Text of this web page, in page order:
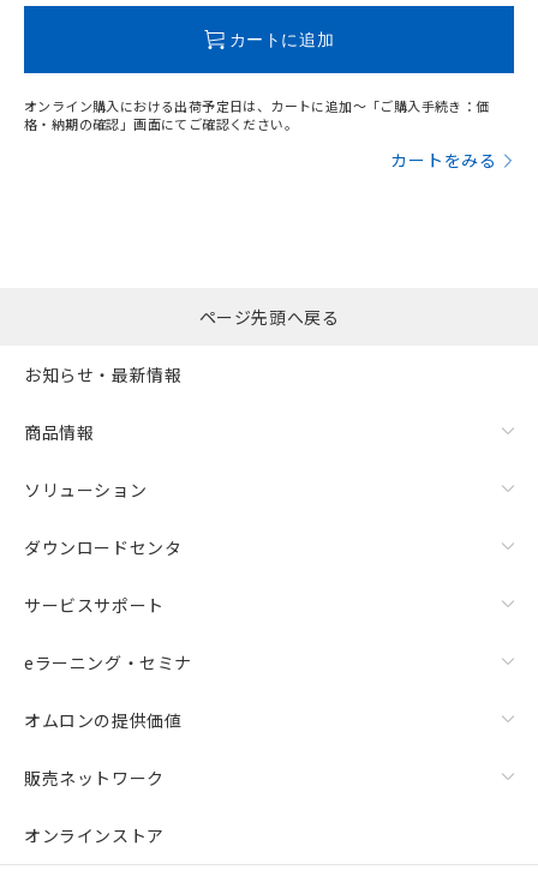
カートに追加
オンライン購入における出荷予定日は、カートに追加～「ご購入手続き：価
格・納期の確認」画面にてご確認ください。
カートをみる
ページ先頭へ戻る
お知らせ・最新情報
商品情報
ソリューション
ダウンロードセンタ
サービスサポート
eラーニング・セミナ
オムロンの提供価値
販売ネットワーク
オンラインストア